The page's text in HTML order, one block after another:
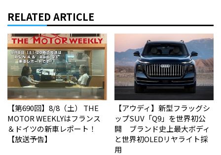
RELATED ARTICLE
【第690回】8/8（土） THE
MOTOR WEEKLYはフランス
＆ドイツの新車レポート！
【放送予告】
【アウディ】新型フラッグシ
ップSUV「Q9」を世界初公
開 ブランド史上最大ボディ
と世界初OLEDリヤライト採
用